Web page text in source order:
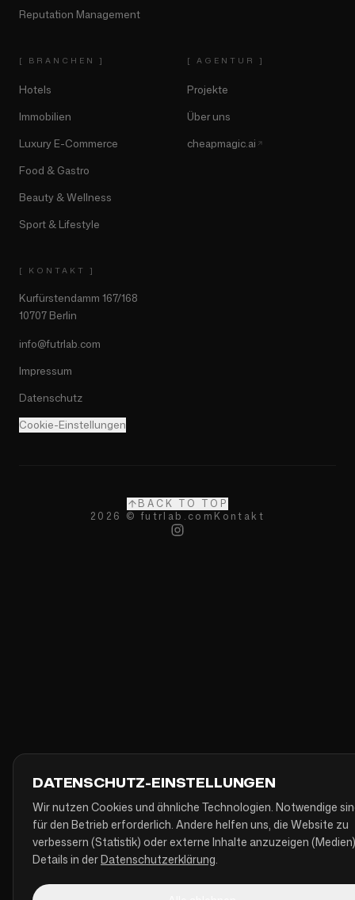
Reputation Management
[ BRANCHEN ]
Hotels
Immobilien
Luxury E-Commerce
Food & Gastro
Beauty & Wellness
Sport & Lifestyle
[ AGENTUR ]
Projekte
Über uns
cheapmagic.ai
[ KONTAKT ]
Kurfürstendamm 167/168
10707 Berlin
info@futrlab.com
Impressum
Datenschutz
Cookie-Einstellungen
BACK TO TOP
2026 © futrlab.com Kontakt
DATENSCHUTZ-EINSTELLUNGEN
Wir nutzen Cookies und ähnliche Technologien. Notwendige
für den Betrieb erforderlich. Andere helfen uns, die Website zu
verbessern (Statistik) oder externe Inhalte anzuzeigen
Details in derDatenschutzerklärung.